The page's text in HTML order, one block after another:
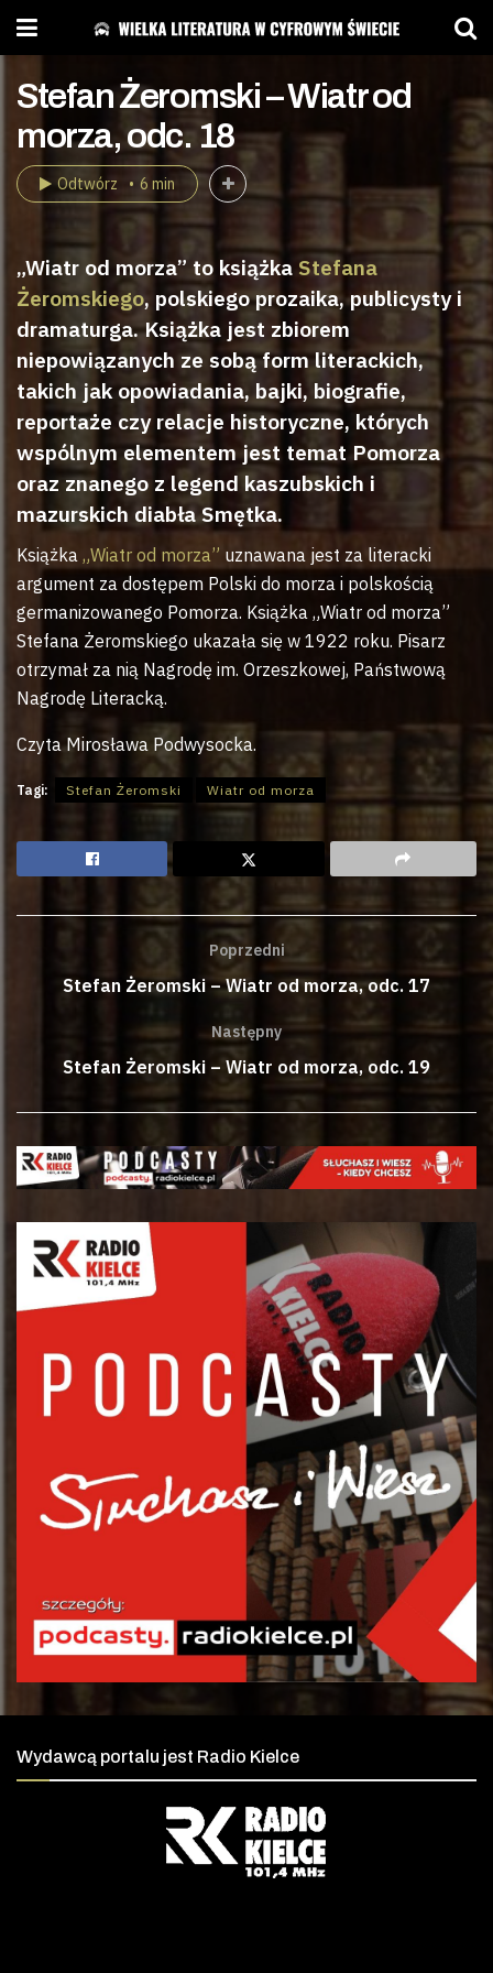
Stefan Żeromski – Wiatr od
morza, odc. 18
Odtwórz 6 min
„Wiatr od morza” to książka Stefana
Żeromskiego, polskiego prozaika, publicysty i
dramaturga. Książka jest zbiorem
niepowiązanych ze sobą form literackich,
takich jak opowiadania, bajki, biografie,
reportaże czy relacje historyczne, których
wspólnym elementem jest temat Pomorza
oraz znanego z legend kaszubskich i
mazurskich diabła Smętka.
Książka „Wiatr od morza” uznawana jest za literacki
argument za dostępem Polski do morza i polskością
germanizowanego Pomorza. Książka „Wiatr od morza”
Stefana Żeromskiego ukazała się w 1922 roku. Pisarz
otrzymał za nią Nagrodę im. Orzeszkowej, Państwową
Nagrodę Literacką.
Czyta Mirosława Podwysocka.
Tagi: Stefan Żeromski Wiatr od morza
Poprzedni
Stefan Żeromski – Wiatr od morza, odc. 17
Następny
Stefan Żeromski – Wiatr od morza, odc. 19
Wydawcą portalu jest Radio Kielce